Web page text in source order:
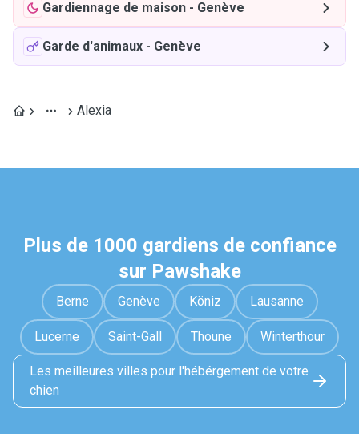
Gardiennage de maison - Genève
Garde d'animaux - Genève
Alexia
Plus de 1000 gardiens de confiance
sur Pawshake
Berne Genève Köniz Lausanne
Lucerne Saint-Gall Thoune Winterthour
Les meilleures villes pour l'hébérgement de votre
chien